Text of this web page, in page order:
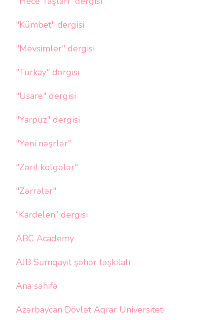
"Kümbet" dergisi
"Mevsimler" dergisi
"Türkay" dərgisi
"Usare" dergisi
"Yarpuz" dergisi
"Yeni nəşrlər"
"Zərif kölgələr"
"Zərrələr"
“Kardelen” dergisi
ABC Academy
AJB Sumqayıt şəhər təşkilatı
Ana səhifə
Azərbaycan Dövlət Aqrar Universiteti